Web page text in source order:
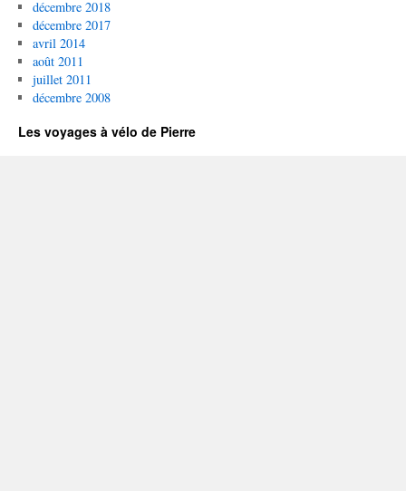
décembre 2018
décembre 2017
avril 2014
août 2011
juillet 2011
décembre 2008
Les voyages à vélo de Pierre